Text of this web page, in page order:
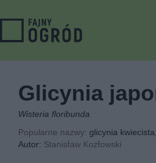
Glicynia
Wisteria floribunda
Popularne nazwy: glicynia
Autor: Stanisław Kozłowski